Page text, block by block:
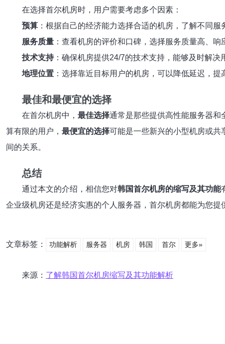
在选择首尔机房时，用户需要考虑多个因素：
预算 ：根据自己的经济能力选择合适的机房，了解不同服
服务质量 ：查看机房的评价和口碑，选择服务质量高、响
技术支持：确保机房提供24/7的技术支持，能够及时解决
地理位置 ：选择靠近目标用户的机房，可以降低延迟，提
最佳和最便宜的选择
在首尔机房中， 最佳选择通常是那些提供高性能服务器和
算有限的用户， 最便宜的选择可能是一些新兴的小型机房或共
间的关系。
总结
通过本文的介绍，相信您对韩国首尔机房的缩写及其功能
企业级机房还是经济实惠的个人服务器，首尔机房都能为您提
文章标签： 功能解析 服务器 机房 韩国 首尔 更多»
来源： 了解韩国首尔机房缩写及其功能解析